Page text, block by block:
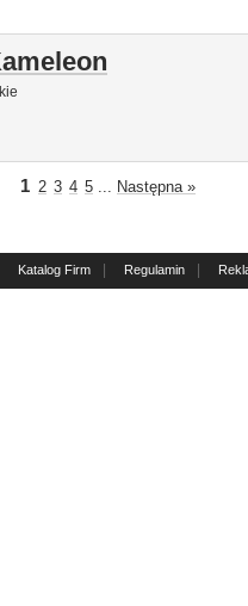
1 2 3 4 5 ... Następna »
Katalog Firm Regulamin